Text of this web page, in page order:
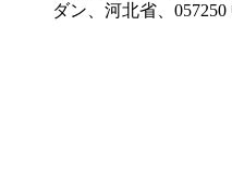
ダン、河北省、057250